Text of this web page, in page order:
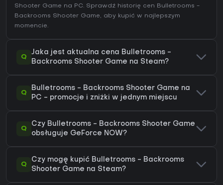
Shooter Game na PC. Sprawdź historię cen Bulletrooms -
Backrooms Shooter Game, aby kupić w najlepszym
momencie.
Q
Jaka jest aktualna cena Bulletrooms -
Backrooms Shooter Game na Steam?
Q
Bulletrooms - Backrooms Shooter Game na
PC - promocje i zniżki w jednym miejscu
Q
Czy Bulletrooms - Backrooms Shooter Game
obsługuje GeForce NOW?
Q
Czy mogę kupić Bulletrooms - Backrooms
Shooter Game na Steam?